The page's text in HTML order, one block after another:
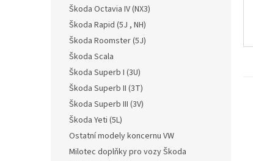
Škoda Octavia IV (NX3)
Škoda Rapid (5J , NH)
Škoda Roomster (5J)
Škoda Scala
Škoda Superb I (3U)
Škoda Superb II (3T)
Škoda Superb III (3V)
Škoda Yeti (5L)
Ostatní modely koncernu VW
Milotec doplňky pro vozy Škoda